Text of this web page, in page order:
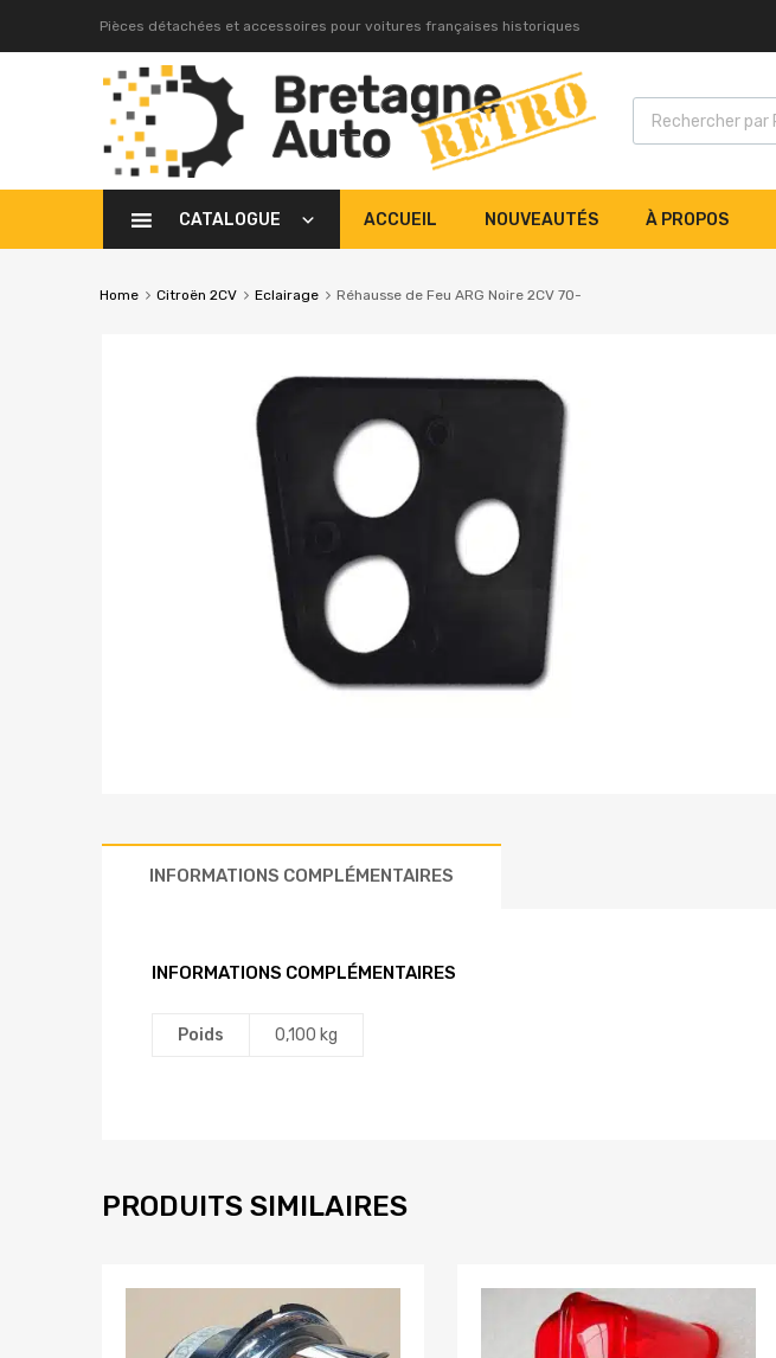
Pièces détachées et accessoires pour voitures françaises historiques
CATALOGUE ACCUEIL NOUVEAUTÉS À PROPOS
Home Citroën 2CV Eclairage Réhausse de Feu ARG Noire 2CV 70-
INFORMATIONS COMPLÉMENTAIRES
INFORMATIONS COMPLÉMENTAIRES
Poids 0,100 kg
PRODUITS SIMILAIRES